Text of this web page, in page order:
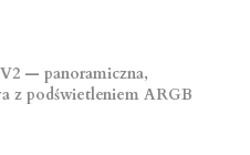
— panoramiczna,
z podświetleniem ARGB